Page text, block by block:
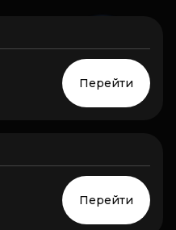
Перейти
Перейти